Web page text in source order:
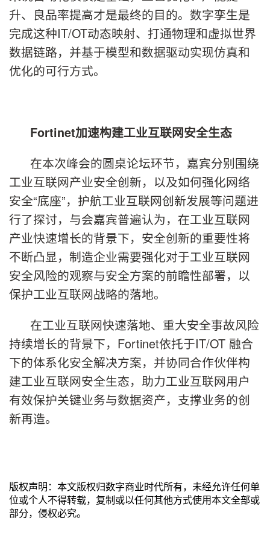
升、良品率提高才是最终的目的。数字孪生是
完成这种IT/OT动态映射、打通物理和虚拟世界
数据链路，并基于模型和数据驱动实现仿真和
优化的可行方式。
Fortinet加速构建工业互联网安全生态
在本次峰会的圆桌论坛环节，嘉宾分别围绕
工业互联网产业安全创新，以及如何强化网络
安全“底座”，护航工业互联网创新发展等问题进
行了探讨，与会嘉宾普遍认为，在工业互联网
产业快速增长的背景下，安全创新的重要性将
不断凸显，制造企业需要强化对于工业互联网
安全风险的观察与安全方案的前瞻性部署，以
保护工业互联网战略的落地。
在工业互联网快速落地、重大安全事故风险
持续增长的背景下，Fortinet依托于IT/OT 融合
下的体系化安全解决方案，并协同合作伙伴构
建工业互联网安全生态，助力工业互联网用户
有效保护关键业务与数据资产，支撑业务的创
新再造。
版权声明：本文版权归数字商业时代所有，未经允许任何单
位或个人不得转载，复制或以任何其他方式使用本文全部或
部分，侵权必究。